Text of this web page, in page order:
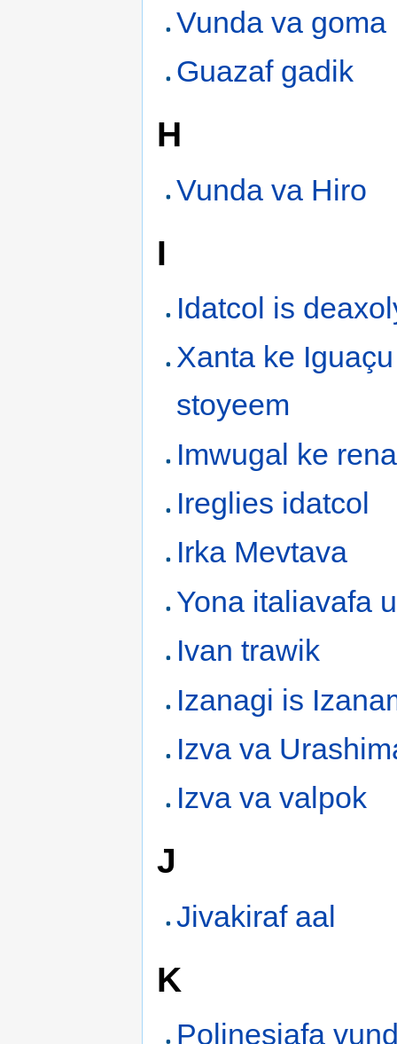
Vunda va goma
Guazaf gadik
H
Vunda va Hiro
I
Idatcol is
Xanta ke Iguaçu
stoyeem
Imwugal ke rena
Ireglies idatcol
Irka Mevtava
Yona italiavafa
Ivan trawik
Izanagi is
Izva va
Izva va valpok
J
Jivakiraf aal
K
Polinesiafa